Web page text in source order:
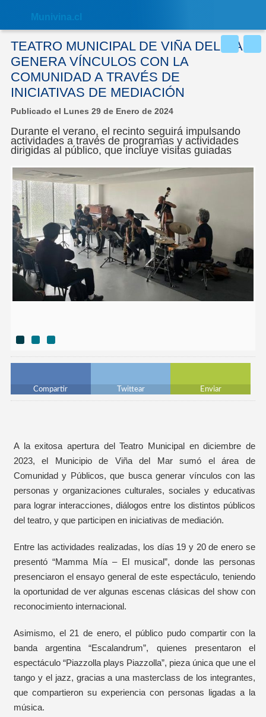
web
incluye
sistema
accesibilidad.
Munivina.cl
TEATRO MUNICIPAL DE VIÑA DEL MAR
GENERA VÍNCULOS CON LA
COMUNIDAD A TRAVÉS DE
INICIATIVAS DE MEDIACIÓN
Publicado el Lunes 29 de Enero de 2024
Durante el verano, el recinto seguirá impulsando
actividades a través de programas y actividades
dirigidas al público, que incluye visitas guiadas
Compartir Twittear Enviar
A la exitosa apertura del Teatro Municipal en diciembre de
2023, el Municipio de Viña del Mar sumó el área de
Comunidad y Públicos, que busca generar vínculos con las
personas y organizaciones culturales, sociales y educativas
para lograr interacciones, diálogos entre los distintos públicos
del teatro, y que participen en iniciativas de mediación.
Entre las actividades realizadas, los días 19 y 20 de enero se
presentó “Mamma Mía – El musical”, donde las personas
presenciaron el ensayo general de este espectáculo, teniendo
la oportunidad de ver algunas escenas clásicas del show con
reconocimiento internacional.
Asimismo, el 21 de enero, el público pudo compartir con la
banda argentina “Escalandrum”, quienes presentaron el
espectáculo “Piazzolla plays Piazzolla”, pieza única que une el
tango y el jazz, gracias a una masterclass de los integrantes,
que compartieron su experiencia con personas ligadas a la
música.